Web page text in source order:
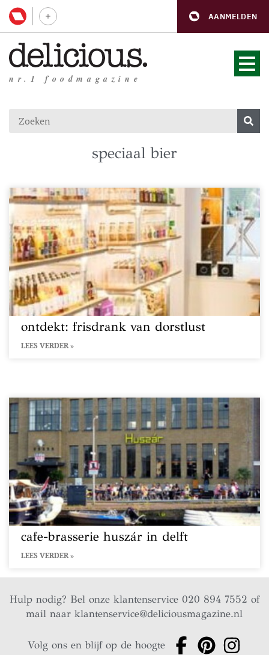
AANMELDEN
nr.1 foodmagazine
speciaal bier
ontdekt: frisdrank van dorstlust
LEES VERDER »
cafe-brasserie huszár in delft
LEES VERDER »
Hulp nodig? Bel onze klantenservice 020 894 7552 of
mail naarklantenservice@deliciousmagazine.nl
Volg ons en blijf op de hoogte